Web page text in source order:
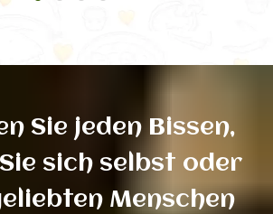
Sie jeden Bissen,
sich selbst oder
Menschen